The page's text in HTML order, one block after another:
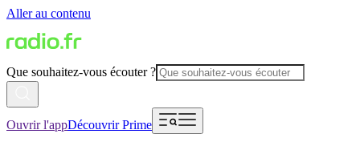
Aller au contenu
Que souhaitez-vous écouter ?
Ouvrir l'appDécouvrir Prime